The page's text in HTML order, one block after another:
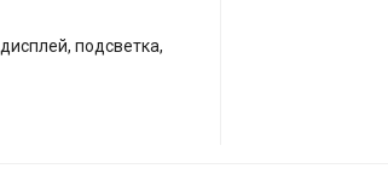
подсветка,